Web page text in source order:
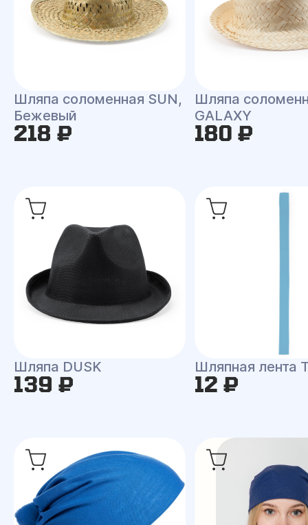
Шляпа соломенная SUN,
Бежевый
218 ₽
Шляпа
GALAXY
180 ₽
Шляпа DUSK
139 ₽
Шляпная лента
12 ₽